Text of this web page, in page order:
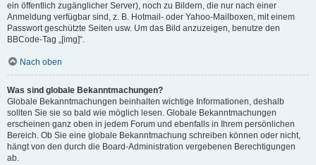
ein öffentlich zugänglicher Server), noch zu Bildern, die nur nach einer
Anmeldung verfügbar sind, z. B. Hotmail- oder Yahoo-Mailboxen, mit einem
Passwort geschützte Seiten usw. Um das Bild anzuzeigen, benutze den
BBCode-Tag „[img]“.
Nach oben
Was sind globale Bekanntmachungen?
Globale Bekanntmachungen beinhalten wichtige Informationen, deshalb
sollten Sie sie so bald wie möglich lesen. Globale Bekanntmachungen
erscheinen ganz oben in jedem Forum und ebenfalls in Ihrem persönlichen
Bereich. Ob Sie eine globale Bekanntmachung schreiben können oder nicht,
hängt von den durch die Board-Administration vergebenen Berechtigungen
ab.